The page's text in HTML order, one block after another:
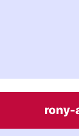
rony-